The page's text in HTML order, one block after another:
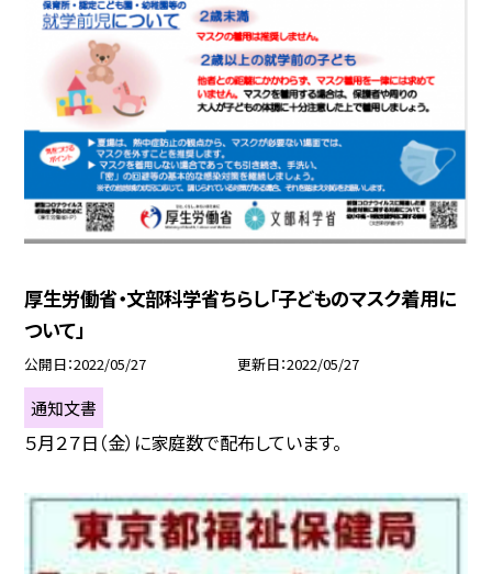
厚生労働省・文部科学省ちらし「子どものマスク着用に
ついて」
公開日 2022/05/27 更新日 2022/05/27
通知文書
５月２７日（金）に家庭数で配布しています。